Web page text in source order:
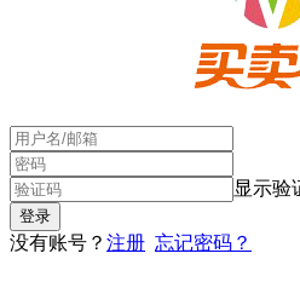
显示验
没有账号？ 注册 忘记密码？